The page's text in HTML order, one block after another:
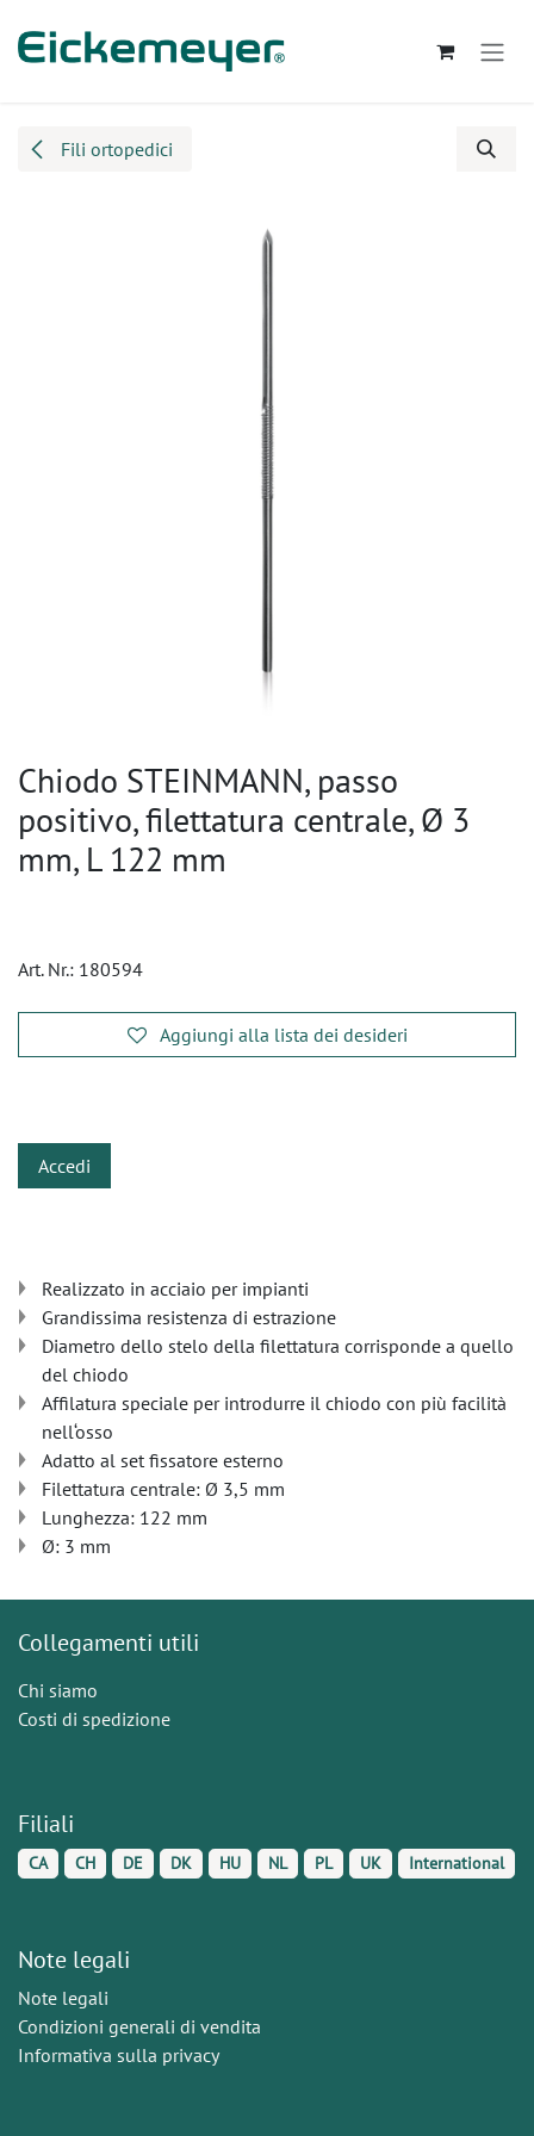
Fili ortopedici
Chiodo STEINMANN, passo
positivo, filettatura centrale, Ø 3
mm, L 122 mm
Art. Nr.: 180594
Aggiungi alla lista dei desideri
Accedi
Realizzato in acciaio per impianti
Grandissima resistenza di estrazione
Diametro dello stelo della filettatura corrisponde a quello
del chiodo
Affilatura speciale per introdurre il chiodo con più facilità
nell‘osso
Adatto al set fissatore esterno
Filettatura centrale: Ø 3,5 mm
Lunghezza: 122 mm
Ø: 3 mm
Collegamenti utili
Chi siamo
Costi di spedizione
Filiali
CA CH DE DK HU NL PL UK International
Note legali
Note legali
Condizioni generali di vendita
Informativa sulla privacy